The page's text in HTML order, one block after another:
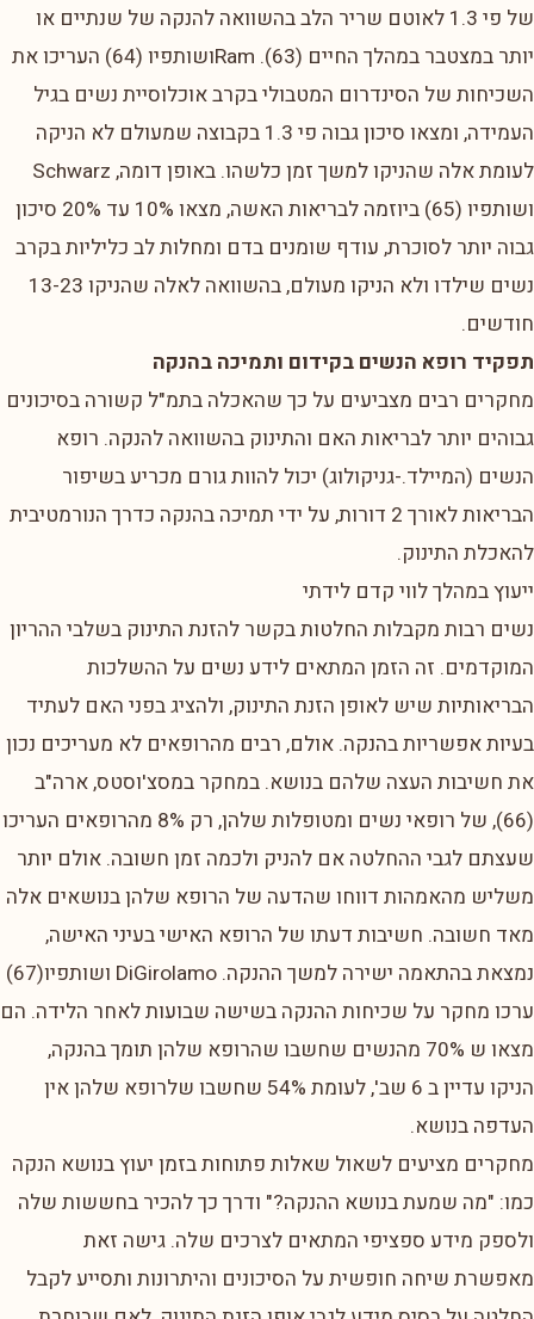
של פי 1.3 לאוטם שריר הלב בהשוואה להנקה של שנתיים או
יותר במצטבר במהלך החיים (63). Ramושותפיו (64) העריכו את
השכיחות של הסינדרום המטבולי בקרב אוכלוסיית נשים בגיל
העמידה, ומצאו סיכון גבוה פי 1.3 בקבוצה שמעולם לא הניקה
לעומת אלה שהניקו למשך זמן כלשהו. באופן דומה, Schwarz
ושותפיו (65) ביוזמה לבריאות האשה, מצאו 10% עד 20% סיכון
גבוה יותר לסוכרת, עודף שומנים בדם ומחלות לב כליליות בקרב
נשים שילדו ולא הניקו מעולם, בהשוואה לאלה שהניקו 13-23
חודשים.
תפקיד רופא הנשים בקידום ותמיכה בהנקה
מחקרים רבים מצביעים על כך שהאכלה בתמ"ל קשורה בסיכונים
גבוהים יותר לבריאות האם והתינוק בהשוואה להנקה. רופא
הנשים (המיילד.-גניקולוג) יכול להוות גורם מכריע בשיפור
הבריאות לאורך 2 דורות, על ידי תמיכה בהנקה כדרך הנורמטיבית
להאכלת התינוק.
ייעוץ במהלך לווי קדם לידתי
נשים רבות מקבלות החלטות בקשר להזנת התינוק בשלבי ההריון
המוקדמים. זה הזמן המתאים לידע נשים על ההשלכות
הבריאותיות שיש לאופן הזנת התינוק, ולהציג בפני האם לעתיד
בעיות אפשריות בהנקה. אולם, רבים מהרופאים לא מעריכים נכון
את חשיבות העצה שלהם בנושא. במחקר במסצ'וסטס, ארה"ב
(66), של רופאי נשים ומטופלות שלהן, רק 8% מהרופאים העריכו
שעצתם לגבי ההחלטה אם להניק ולכמה זמן חשובה. אולם יותר
משליש מהאמהות דווחו שהדעה של הרופא שלהן בנושאים אלה
מאד חשובה. חשיבות דעתו של הרופא האישי בעיני האישה,
נמצאת בהתאמה ישירה למשך ההנקה. DiGirolamo ושותפיו(67)
ערכו מחקר על שכיחות ההנקה בשישה שבועות לאחר הלידה. הם
מצאו ש 70% מהנשים שחשבו שהרופא שלהן תומך בהנקה,
הניקו עדיין ב 6 שב', לעומת 54% שחשבו שלרופא שלהן אין
העדפה בנושא.
מחקרים מציעים לשאול שאלות פתוחות בזמן יעוץ בנושא הנקה
כמו: "מה שמעת בנושא ההנקה?" ודרך כך להכיר בחששות שלה
ולספק מידע ספציפי המתאים לצרכים שלה. גישה זאת
מאפשרת שיחה חופשית על הסיכונים והיתרונות ותסייע לקבל